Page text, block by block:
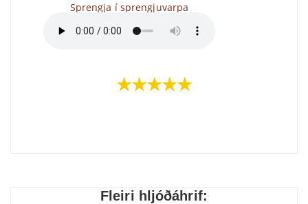
Sprengja í sprengjuvarpa
★★★★★
Fleiri hljóðáhrif: